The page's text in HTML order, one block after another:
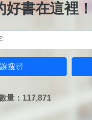
好書在這裡！
搜尋
量：117,871